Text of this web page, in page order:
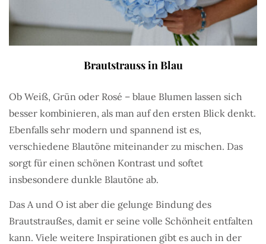
Brautstrauss in Blau
Ob Weiß, Grün oder Rosé – blaue Blumen lassen sich
besser kombinieren, als man auf den ersten Blick denkt.
Ebenfalls sehr modern und spannend ist es,
verschiedene Blautöne miteinander zu mischen. Das
sorgt für einen schönen Kontrast und softet
insbesondere dunkle Blautöne ab.
Das A und O ist aber die gelunge Bindung des
Brautstraußes, damit er seine volle Schönheit entfalten
kann. Viele weitere Inspirationen gibt es auch in der